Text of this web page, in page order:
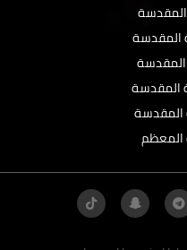
المقدسة
المقدسة
المقدسة
المقدسة
المقدسة